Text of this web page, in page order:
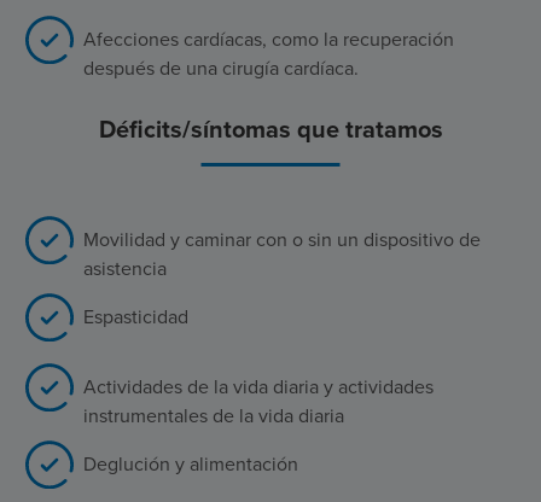
Afecciones cardíacas, como la recuperación
después de una cirugía cardíaca.
Déficits/síntomas que tratamos
Movilidad y caminar con o sin un dispositivo de
asistencia
Espasticidad
Actividades de la vida diaria y actividades
instrumentales de la vida diaria
Deglución y alimentación